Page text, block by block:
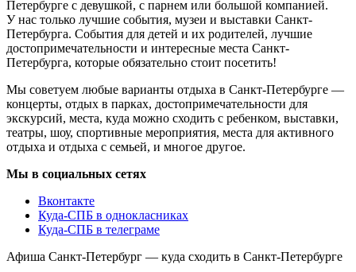
Петербурге с девушкой, с парнем или большой компанией.
У нас только лучшие события, музеи и выставки Санкт-
Петербурга. События для детей и их родителей, лучшие
достопримечательности и интересные места Санкт-
Петербурга, которые обязательно стоит посетить!
Мы советуем любые варианты отдыха в Санкт-Петербурге —
концерты, отдых в парках, достопримечательности для
экскурсий, места, куда можно сходить с ребенком, выставки,
театры, шоу, спортивные мероприятия, места для активного
отдыха и отдыха с семьей, и многое другое.
Мы в социальных сетях
Вконтакте
Куда-СПБ в однокласниках
Куда-СПБ в телеграме
Афиша Санкт-Петербург — куда сходить в Санкт-Петербурге